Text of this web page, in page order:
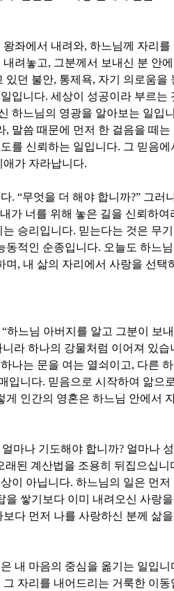
왕좌에서 내려와, 하느님께 자리를
내려놓고, 그분께서 보내신 분 안
있던 불안, 통제욕, 자기 의로움을
입니다. 세상이 성공이라 부르는
하느님의 영광을 알아보는 일입
, 말씀 때문에 먼저 한 걸음을 떼는
를 신뢰하는 일입니다. 그 믿음에
애가 자라납니다.
. “무엇을 더 해야 합니까?” 그러
가 너를 위해 놓은 길을 신뢰하여
는 승리입니다. 믿는다는 것은 무
동적인 순종입니다. 오늘도 하느님
며 , 내 삶의 자리에서 사랑을 선택
“하느님 아버지를 알고 그분이 보
라 하나의 강물처럼 이어져 있습
하나는 문을 여는 열쇠이고, 다른
입니다. 믿음으로 시작하여 앎으
게 인간의 영혼은 하느님 안에서
얼마나 기도해야 합니까? 얼마나 성
래된 계산법을 조용히 뒤집으십니
이 아닙니다. 하느님의 일은 먼저
을 쌓기보다 이미 내려오신 사랑
보다 먼저 나를 사랑하신 분께 삶
내 마음의 중심을 옮기는 일입니
그 자리를 내어드리는 거룩한 이동